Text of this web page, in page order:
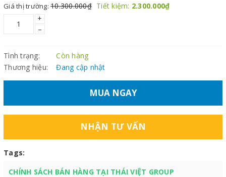
Giá thị trường: 10.300.000₫ Tiết kiệm: 2.300.000₫
+
–
Tình trạng:
Còn hàng
Thương hiệu:
Đang cập nhật
MUA NGAY
NHẬN TƯ VẤN
Tags:
CHÍNH SÁCH BÁN HÀNG TẠI THÁI VIỆT GROUP